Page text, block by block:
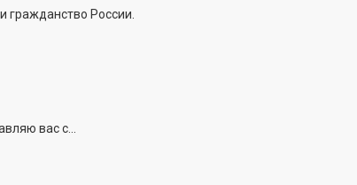
гражданство России.
вас с...